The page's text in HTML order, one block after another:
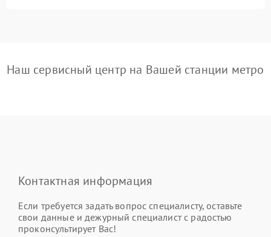
Наш сервисный центр на Вашей станции метро
Контактная информация
Если требуется задать вопрос специалисту, оставьте
свои данные и дежурный специалист с радостью
проконсультирует Вас!